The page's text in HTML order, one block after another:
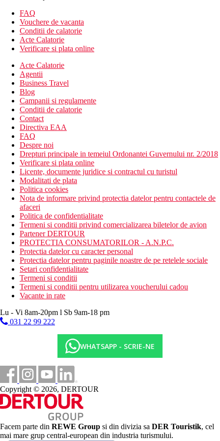
instalatii de agrement (minigolf, sah, tenis de masa, biliard,
petanque)
Loc de joaca pentru copii
excursii organizate in zona
organizari evenimente
WiFi
servicii de curatatorie contra cost
Descrierea plajei
Plaja stancoasa la 850 de metrii distanta de hotel
Activitati sportive gratuite
minigolf
tenis de masa
loc de joaca pentru copii
Activitati sportive contra cost
echipament de tenis
darts
biliard
Dieta
Restaurantul principal serveste toate mesele zilei cu specific
culinar international si local
Categoria oficiala
3 stele
Distanţe
Distanta pana la plaja
Distanta de cel mai apropiat aeroport
Plaja
Vacanta la plaja
Piscine
Piscina pentru copii
FAQ
Vouchere de vacanta
Conditii de calatorie
Acte Calatorie
Verificare si plata online
Acte Calatorie
Agentii
Business Travel
Blog
Campanii si regulamente
Conditii de calatorie
Contact
Directiva EAA
FAQ
Despre noi
Drepturi principale in temeiul Ordonantei Guvernului nr. 2/2018
Verificare si plata online
Licente, documente juridice si contractul cu turistul
Modalitati de plata
Politica cookies
Nota de informare privind protectia datelor pentru contactele de
afaceri
Politica de confidentialitate
Termeni si conditii privind comercializarea biletelor de avion
Partener DERTOUR
PROTECTIA CONSUMATORILOR - A.N.P.C.
Protectia datelor cu caracter personal
Protectia datelor pentru paginile noastre de pe retelele sociale
Setari confidentialitate
Termeni si conditii
Termeni si conditii pentru utilizarea voucherului cadou
Vacante in rate
Lu - Vi 8am-20pm l Sb 9am-18 pm
031 22 99 222
WHATSAPP - SCRIE-NE
Copyright © 2026, DERTOUR
Facem parte din REWE Group si din divizia sa DER Touristik, cel
mai mare grup central-european din industria turismului.